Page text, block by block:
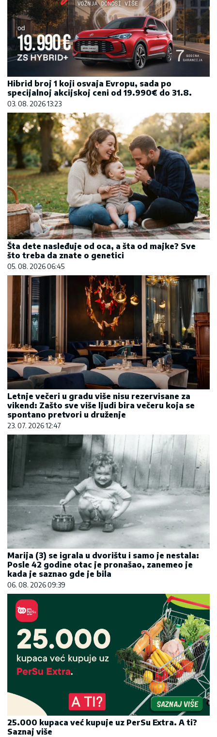
Hibrid broj 1 koji osvaja Evropu, sada po
specijalnoj akcijskoj ceni od 19.990€ do 31.8.
03. 08. 2026 13:23
Šta dete nasleđuje od oca, a šta od majke? Sve
što treba da znate o genetici
05. 08. 2026 06:45
Letnje večeri u gradu više nisu rezervisane za
vikend: Zašto sve više ljudi bira večeru koja se
spontano pretvori u druženje
23. 07. 2026 12:47
Marija (3) se igrala u dvorištu i samo je nestala:
Posle 42 godine otac je pronašao, zanemeo je
kada je saznao gde je bila
06. 08. 2026 09:39
25.000 kupaca već kupuje uz PerSu Extra. A ti?
Saznaj više